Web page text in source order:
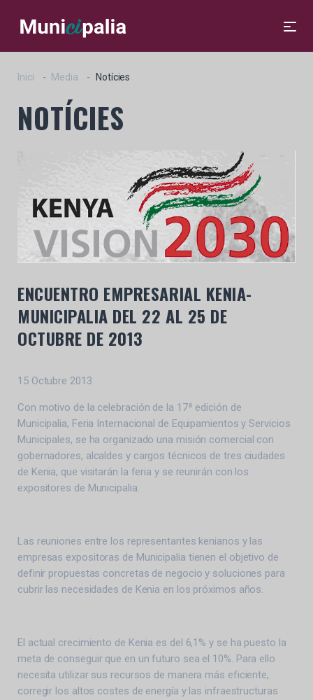
Inici Media Notícies
NOTÍCIES
ENCUENTRO EMPRESARIAL KENIA-
MUNICIPALIA DEL 22 AL 25 DE
OCTUBRE DE 2013
15 Octubre 2013
Con motivo de la celebración de la 17ª edición de
Municipalia, Feria Internacional de Equipamientos y Servicios
Municipales, se ha organizado una misión comercial con
gobernadores, alcaldes y cargos técnicos de tres ciudades
de Kenia, que visitarán la feria y se reunirán con los
expositores de Municipalia.
Las reuniones entre los representantes kenianos y las
empresas expositoras de Municipalia tienen el objetivo de
definir propuestas concretas de negocio y soluciones para
cubrir las necesidades de Kenia en los próximos años.
El actual crecimiento de Kenia es del 6,1% y se ha puesto la
meta de conseguir que en un futuro sea el 10%. Para ello
necesita utilizar sus recursos de manera más eficiente,
corregir los altos costes de energía y las infraestructuras